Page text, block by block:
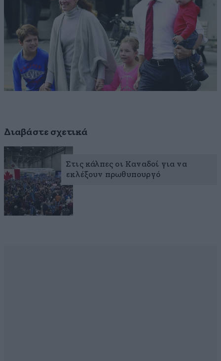
Διαβάστε σχετικά
Στις κάλπες οι Καναδοί για να
εκλέξουν πρωθυπουργό